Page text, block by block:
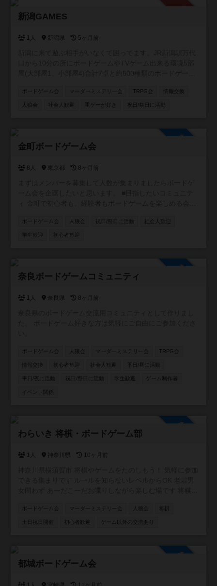
メ！】 ・ボドゲを始めたい初心者さん🔰 ・勝ち負けよりワ
イワイ楽しむのが好きな方😆 ・ゲームを通して気の合う仲
参加の方もご安心ください！一緒に豊かなボードゲームラ
新潟GAMES
1人 新潟県 5ヶ月前
は500種類くらいあります。 土曜日AM9時〜17時で活動し
ます。 参加費無料です。 【規約】 ①室内は禁煙です。 ②
ボードゲーム会 マーダーミステリー会 TRPG会 情報交換
人狼会 社会人歓迎 重ゲーが好き 祝日/祭日に活動
金町ボードゲーム会
8人 東京都 8ヶ月前
ってご参加ください。 ■ご参加にあたっての注意事項 ・18
歳以下の参加禁止 ・宗教、ビジネス等の勧誘目的の方のご
ゲームの結果やプレイングが原因の参加者同士のトラブル
礼のないようお願いします。 ・ゲームの取り扱いは丁寧
お願いします。
ボードゲーム会 人狼会 祝日/祭日に活動 社会人歓迎
学生歓迎 初心者歓迎
奈良ボードゲームコミュニティ
1人 奈良県 8ヶ月前
ボードゲーム会 人狼会 マーダーミステリー会 TRPG会
情報交換 初心者歓迎 社会人歓迎 平日/昼に活動
平日/夜に活動 祝日/祭日に活動 学生歓迎 ゲーム制作者
イベント関係
わらいき 将棋・ボードゲーム部
1人 神奈川県 10ヶ月前
ち寄り大歓迎 出入り途中入退室OK 飲食持ち込みOK 協力型
ゲーム多し ファシリテーター在中 ギターセッションタイム
ボードゲーム会 マーダーミステリー会 人狼会 将棋
土日祝日開催 初心者歓迎 ゲーム以外の交流あり
都城ボードゲーム会